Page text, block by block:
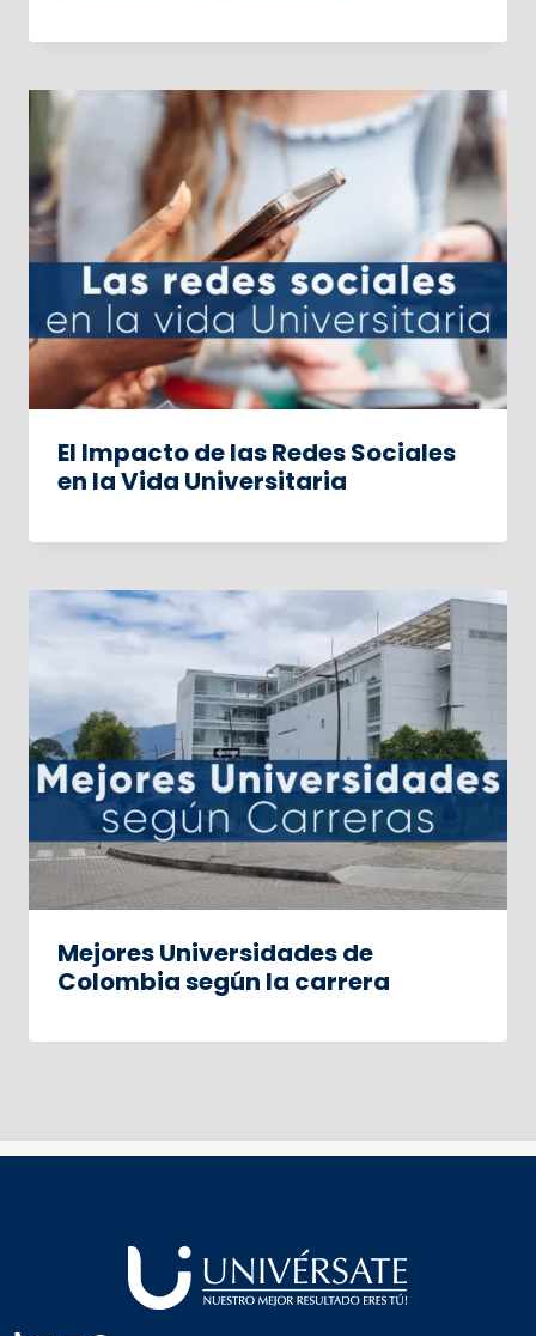
El Impacto de las Redes Sociales
en la Vida Universitaria
Mejores Universidades de
Colombia según la carrera